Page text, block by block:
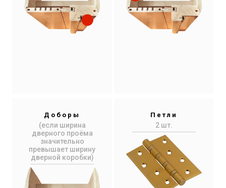
Доборы
(если ширина
дверного проёма
значительно
превышает ширину
дверной коробки)
Петли
2 шт.